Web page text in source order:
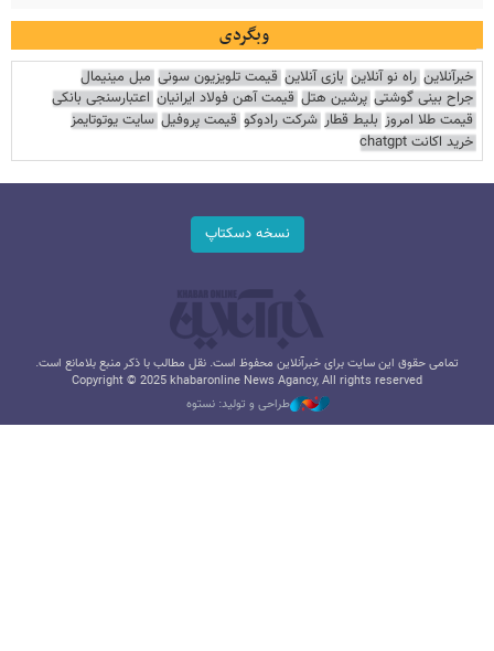
وبگردی
خبرآنلاین راه نو آنلاین بازی آنلاین قیمت تلویزیون سونی مبل مینیمال
جراح بینی گوشتی پرشین هتل قیمت آهن فولاد ایرانیان اعتبارسنجی بانکی
قیمت طلا امروز بلیط قطار شرکت رادوکو قیمت پروفیل سایت یوتوتایمز
خرید اکانت chatgpt
نسخه دسکتاپ
تمامی حقوق این سایت برای خبرآنلاین محفوظ است. نقل مطالب با ذکر منبع بلامانع است.
Copyright © 2025 khabaronline News Agancy, All rights reserved
طراحی و تولید: نستوه